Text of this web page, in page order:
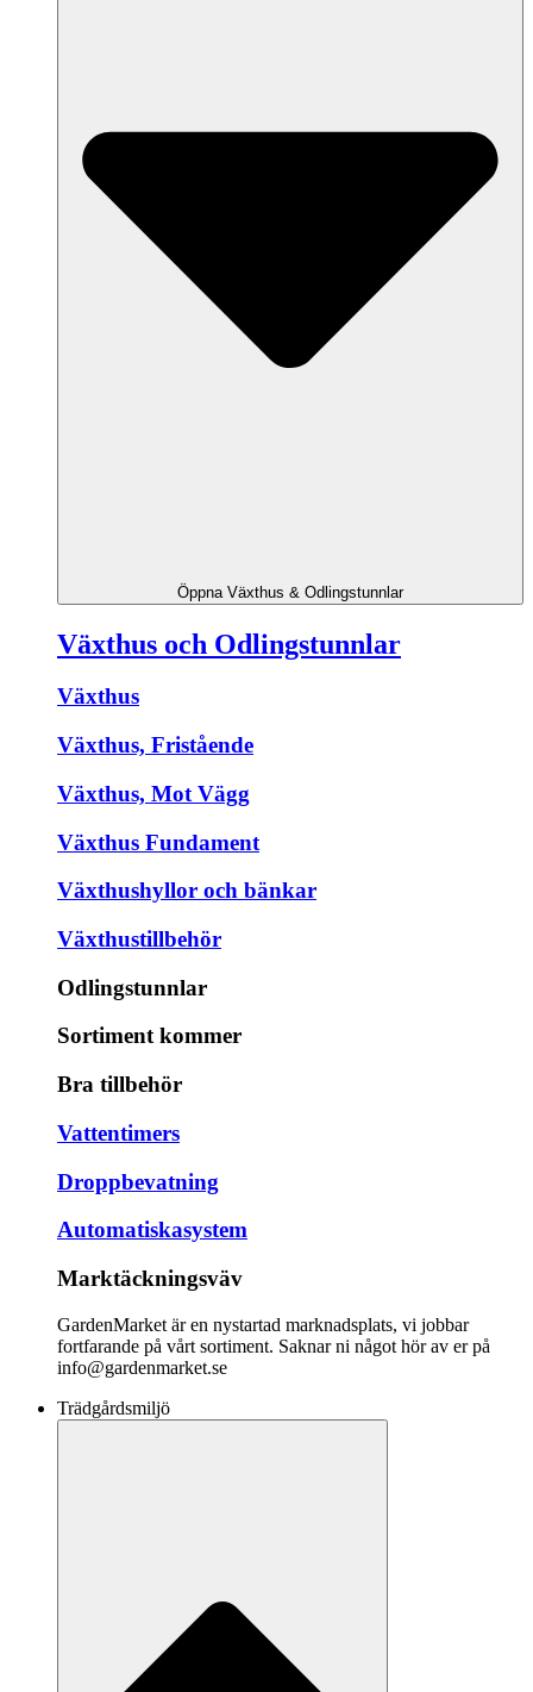
Öppna Växthus & Odlingstunnlar
Växthus och Odlingstunnlar
Växthus
Växthus, Fristående
Växthus, Mot Vägg
Växthus Fundament
Växthushyllor och bänkar
Växthustillbehör
Odlingstunnlar
Sortiment kommer
Bra tillbehör
Vattentimers
Droppbevatning
Automatiskasystem
Marktäckningsväv
GardenMarket är en nystartad marknadsplats, vi jobbar
fortfarande på vårt sortiment. Saknar ni något hör av er på
info@gardenmarket.se
Trädgårdsmiljö